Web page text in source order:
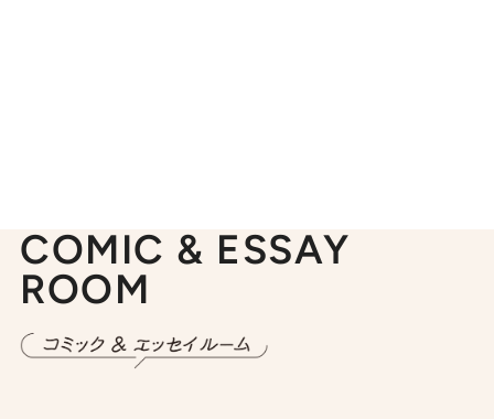
COMIC & ESSAY
ROOM